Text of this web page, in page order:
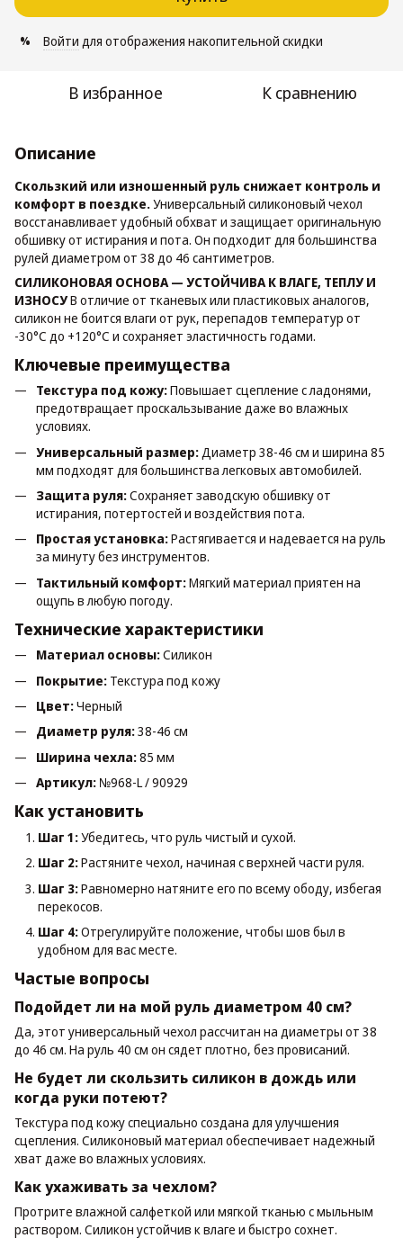
% Войти для отображения накопительной скидки
В избранное К сравнению
Описание
Скользкий или изношенный руль снижает контроль и
комфорт в поездке.Универсальный силиконовый чехол
восстанавливает удобный обхват и защищает оригинальную
обшивку от истирания и пота. Он подходит для большинства
рулей диаметром от 38 до 46 сантиметров.
СИЛИКОНОВАЯ ОСНОВА — УСТОЙЧИВА К ВЛАГЕ, ТЕПЛУ И
ИЗНОСУВ отличие от тканевых или пластиковых аналогов,
силикон не боится влаги от рук, перепадов температур от
-30°C до +120°C и сохраняет эластичность годами.
Ключевые преимущества
Текстура под кожу:Повышает сцепление с ладонями,
предотвращает проскальзывание даже во влажных
условиях.
Универсальный размер: Диаметр 38-46 см и ширина 85
мм подходят для большинства легковых автомобилей.
Защита руля:Сохраняет заводскую обшивку от
истирания, потертостей и воздействия пота.
Простая установка:Растягивается и надевается на руль
за минуту без инструментов.
Тактильный комфорт:Мягкий материал приятен на
ощупь в любую погоду.
Технические характеристики
Материал основы:Силикон
Покрытие: Текстура под кожу
Цвет:Черный
Диаметр руля:38-46 см
Ширина чехла:85 мм
Артикул: №968-L / 90929
Как установить
Шаг 1:Убедитесь, что руль чистый и сухой.
Шаг 2:Растяните чехол, начиная с верхней части руля.
Шаг 3:Равномерно натяните его по всему ободу, избегая
перекосов.
Шаг 4:Отрегулируйте положение, чтобы шов был в
удобном для вас месте.
Частые вопросы
Подойдет ли на мой руль диаметром 40 см?
Да, этот универсальный чехол рассчитан на диаметры от 38
до 46 см. На руль 40 см он сядет плотно, без провисаний.
Не будет ли скользить силикон в дождь или
когда руки потеют?
Текстура под кожу специально создана для улучшения
сцепления. Силиконовый материал обеспечивает надежный
хват даже во влажных условиях.
Как ухаживать за чехлом?
Протрите влажной салфеткой или мягкой тканью с мыльным
раствором. Силикон устойчив к влаге и быстро сохнет.